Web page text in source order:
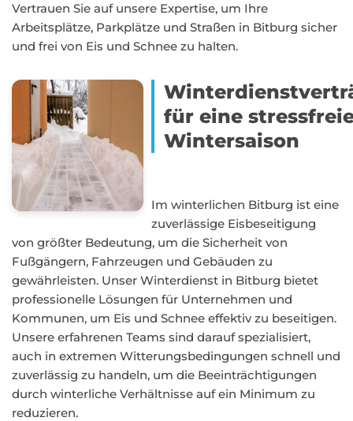
Vertrauen Sie auf unsere Expertise, um Ihre
Arbeitsplätze, Parkplätze und Straßen in Bitburg sicher
und frei von Eis und Schnee zu halten.
für eine
Wintersaison
Im winterlichen Bitburg ist eine
zuverlässige Eisbeseitigung
von größter Bedeutung, um die Sicherheit von
Fußgängern, Fahrzeugen und Gebäuden zu
gewährleisten. Unser Winterdienst in Bitburg bietet
professionelle Lösungen für Unternehmen und
Kommunen, um Eis und Schnee effektiv zu beseitigen.
Unsere erfahrenen Teams sind darauf spezialisiert,
auch in extremen Witterungsbedingungen schnell und
zuverlässig zu handeln, um die Beeinträchtigungen
durch winterliche Verhältnisse auf ein Minimum zu
reduzieren.